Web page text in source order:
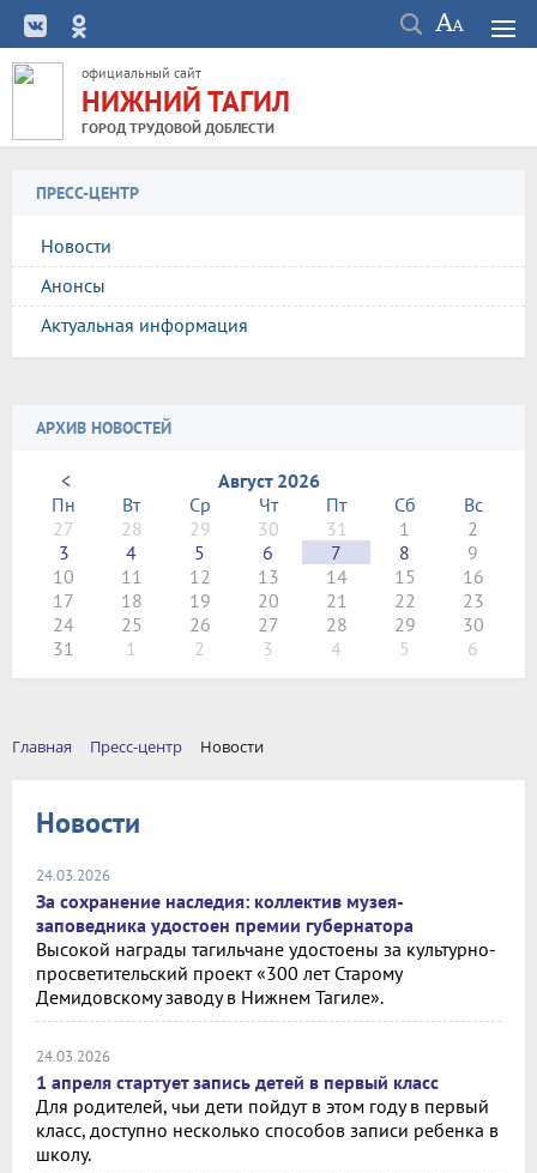
официальный сайт
НИЖНИЙ ТАГИЛ
ГОРОД ТРУДОВОЙ ДОБЛЕСТИ
ПРЕСС-ЦЕНТР
Новости
Анонсы
Актуальная информация
АРХИВ НОВОСТЕЙ
<
Август 2026
Пн
Вт Ср Чт Пт Сб
Вс
27
28 29 30 31 1
2
3
4 5 6 7 8
9
10
11 12 13 14 15
16
17
18 19 20 21 22
23
24
25 26 27 28 29
30
31
1 2 3 4 5 6
Главная Пресс-центр Новости
Новости
24.03.2026
За сохранение наследия: коллектив музея-
заповедника удостоен премии губернатора
Высокой награды тагильчане удостоены за культурно-
просветительский проект «300 лет Старому
Демидовскому заводу в Нижнем Тагиле».
24.03.2026
1 апреля стартует запись детей в первый класс
Для родителей, чьи дети пойдут в этом году в первый
класс, доступно несколько способов записи ребенка в
школу.